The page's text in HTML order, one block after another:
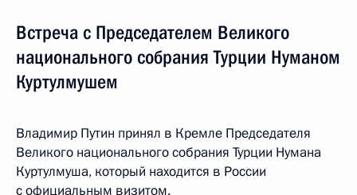
Встреча с Председателем Великого
национального собрания Турции Нуманом
Куртулмушем
Владимир Путин принял в Кремле Председателя
Великого национального собрания Турции Нумана
Куртулмуша, который находится в России
с официальным визитом.